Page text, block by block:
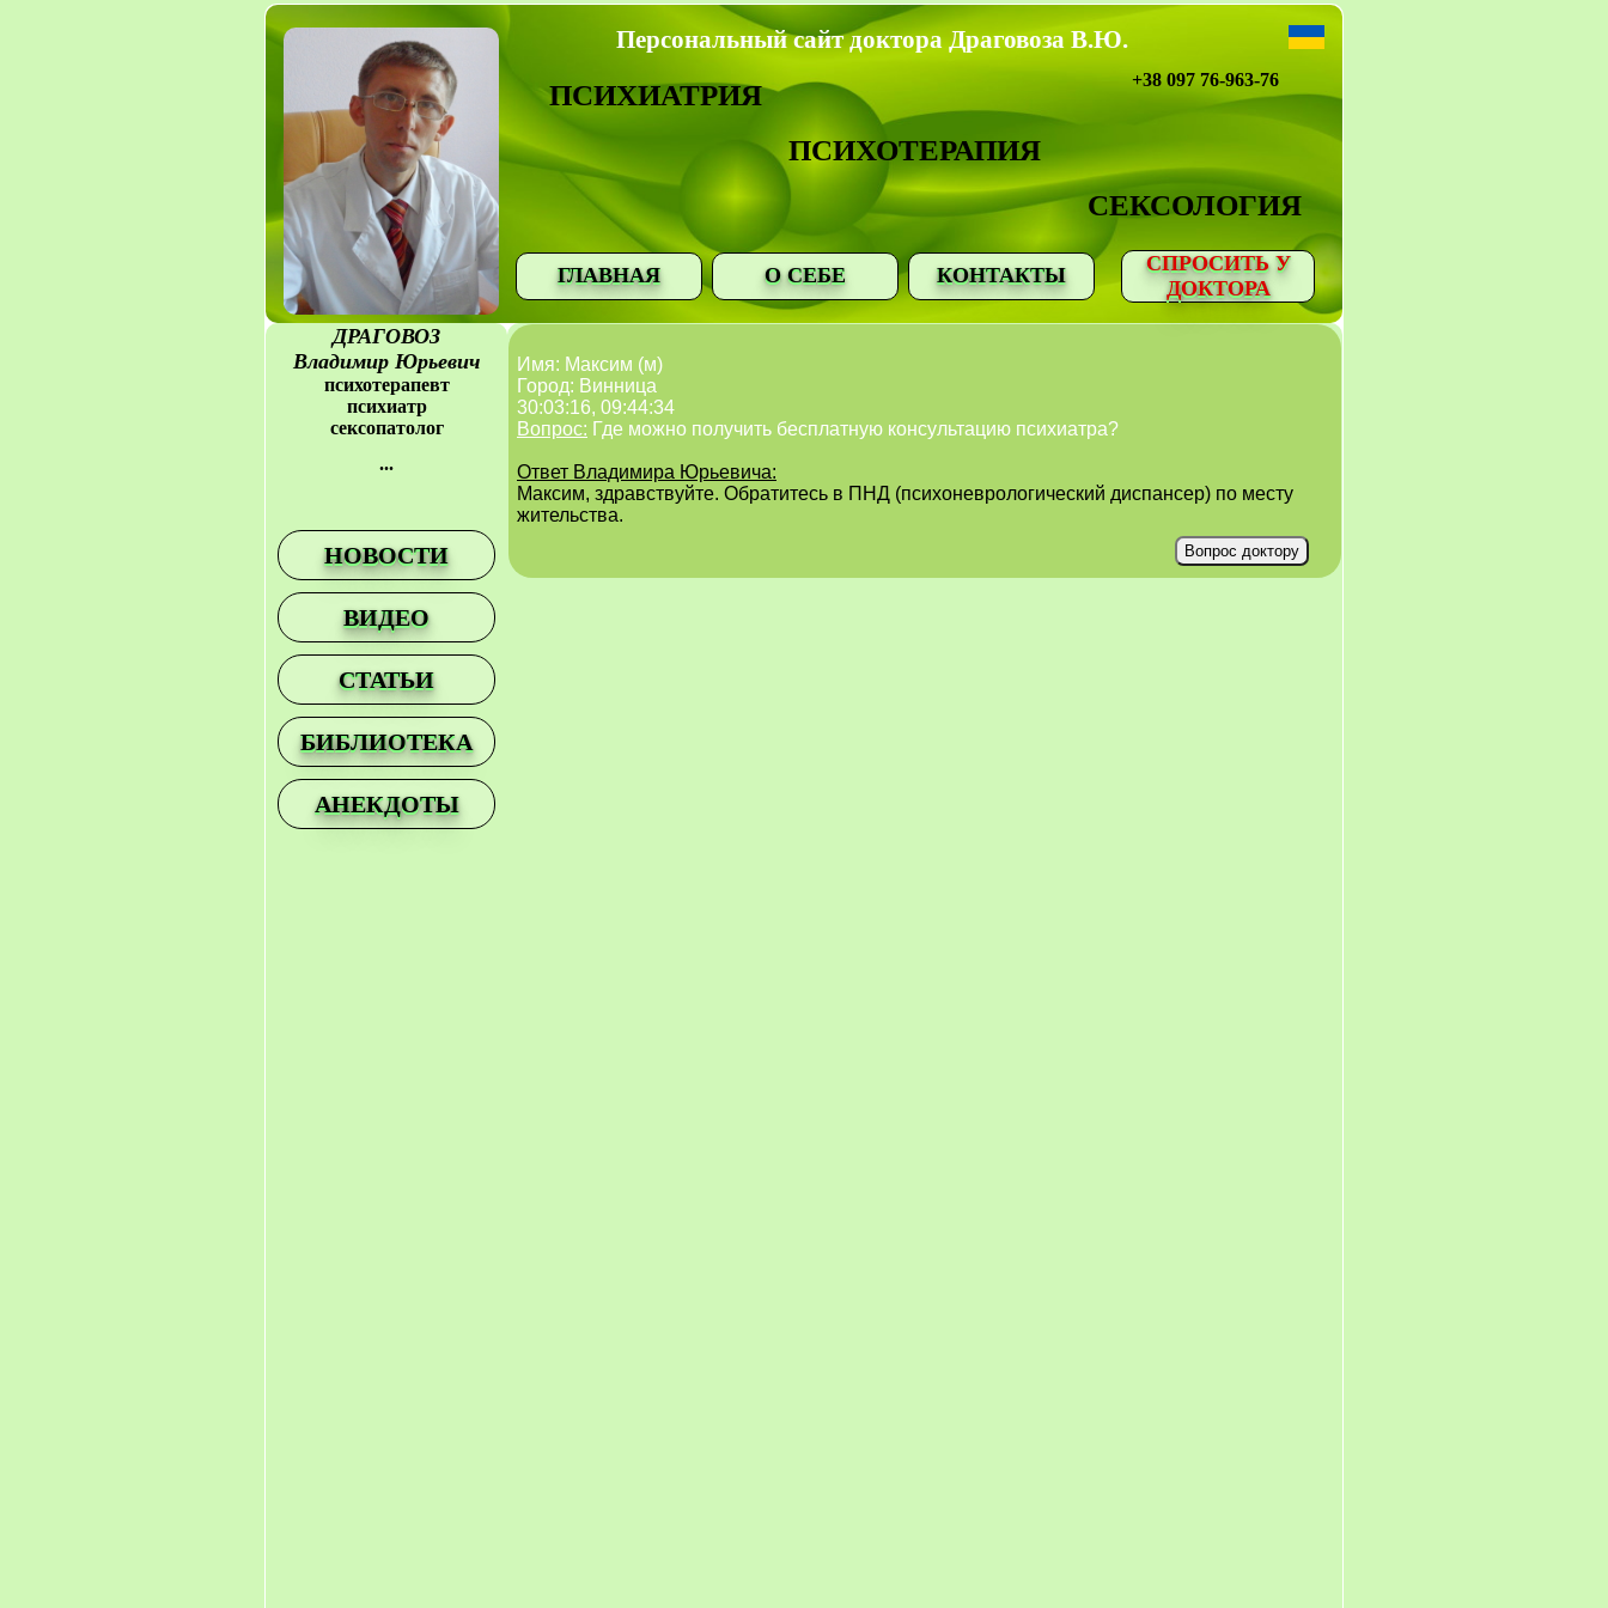
Персональный сайт доктора Драговоза В.Ю.
+38 097 76-963-76
ПСИХИАТРИЯ
ПСИХОТЕРАПИЯ
СЕКСОЛОГИЯ
ГЛАВНАЯ О СЕБЕ КОНТАКТЫ
СПРОСИТЬ У
ДОКТОРА
ДРАГОВОЗ
Владимир Юрьевич
психотерапевт
психиатр
сексопатолог
...
НОВОСТИ
ВИДЕО
СТАТЬИ
БИБЛИОТЕКА
АНЕКДОТЫ
Имя: Максим (м)
Город: Винница
30:03:16, 09:44:34
Вопрос: Где можно получить бесплатную консультацию психиатра?
Ответ Владимира Юрьевича:
Максим, здравствуйте. Обратитесь в ПНД (психоневрологический диспансер) по месту
жительства.